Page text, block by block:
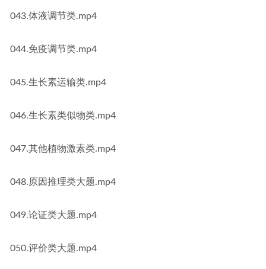
043.体液调节类.mp4
044.免疫调节类.mp4
045.生长素运输类.mp4
046.生长素类似物类.mp4
047.其他植物激素类.mp4
048.原因推理类大题.mp4
049.论证类大题.mp4
050.评价类大题.mp4